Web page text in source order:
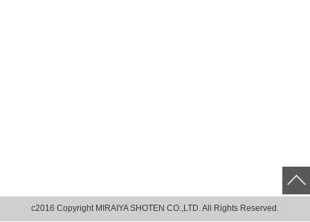
c2016 Copyright MIRAIYA SHOTEN CO.,LTD. All Rights Reserved.